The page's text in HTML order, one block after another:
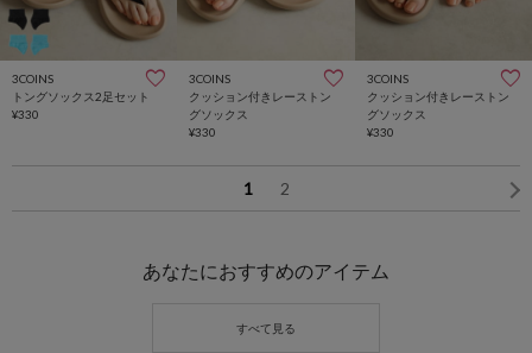
3COINS
トングソックス2足セット
¥330
3COINS
クッション付きレーストン
グソックス
¥330
3COINS
クッション付きレーストン
グソックス
¥330
1 2
あなたにおすすめのアイテム